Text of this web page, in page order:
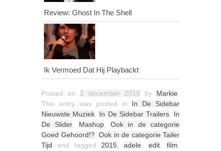
Review: Ghost In The Shell
Ik Vermoed Dat Hij Playbackt
Posted on 2 december 2015 by Markie
This entry was posted in In De Sidebar
Nieuwste Muziek
In De Sidebar Trailers, In
De Slider, Mashup,Ook in de categorie
Goed Gehoord!?, Ook in de categorie Tailer
Tijd and tagged 2015 ,adele edit,film